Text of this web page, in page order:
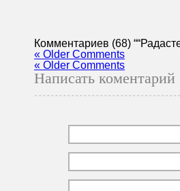
Комментариев (68)
« Older Comments
« Older Comments
Написать коментарий